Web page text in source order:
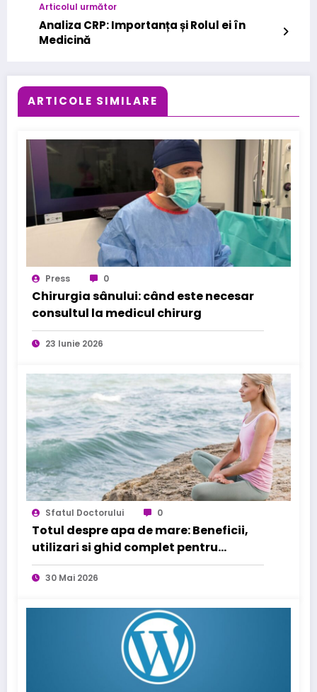
Articolul următor
Analiza CRP: Importanța și Rolul ei în
Medicină
ARTICOLE SIMILARE
Press 0
Chirurgia sânului: când este necesar
consultul la medicul chirurg
23 Iunie 2026
Sfatul Doctorului 0
Totul despre apa de mare: Beneficii,
utilizari si ghid complet pentru
sanatatea familiei tale
30 Mai 2026